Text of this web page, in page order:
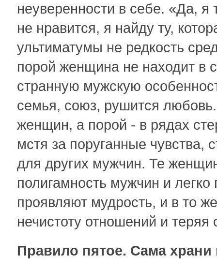
неуверенности в себе. «Да, я
не нравится, я найду ту,
ультиматумы не редкость
порой женщина не находит в
странную мужскую
семья, союз, рушится
женщин, а порой - в рядах
мстя за поруганные чувства,
для других мужчин. Те
полигамность мужчин и
проявляют мудрость, и в то
нечистоту отношений и теряя
Правило пятое. Сама храни